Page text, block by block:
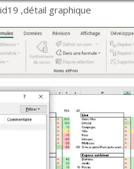
,détail graphique